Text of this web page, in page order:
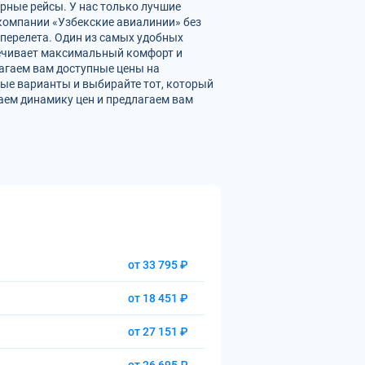
рейсы. У нас только лучшие
«Узбекские авиалинии» без
Один из самых удобных
максимальный комфорт и
вам доступные цены на
варианты и выбирайте тот, который
динамику цен и предлагаем вам
от 33 795 ₽
от 18 451 ₽
от 27 151 ₽